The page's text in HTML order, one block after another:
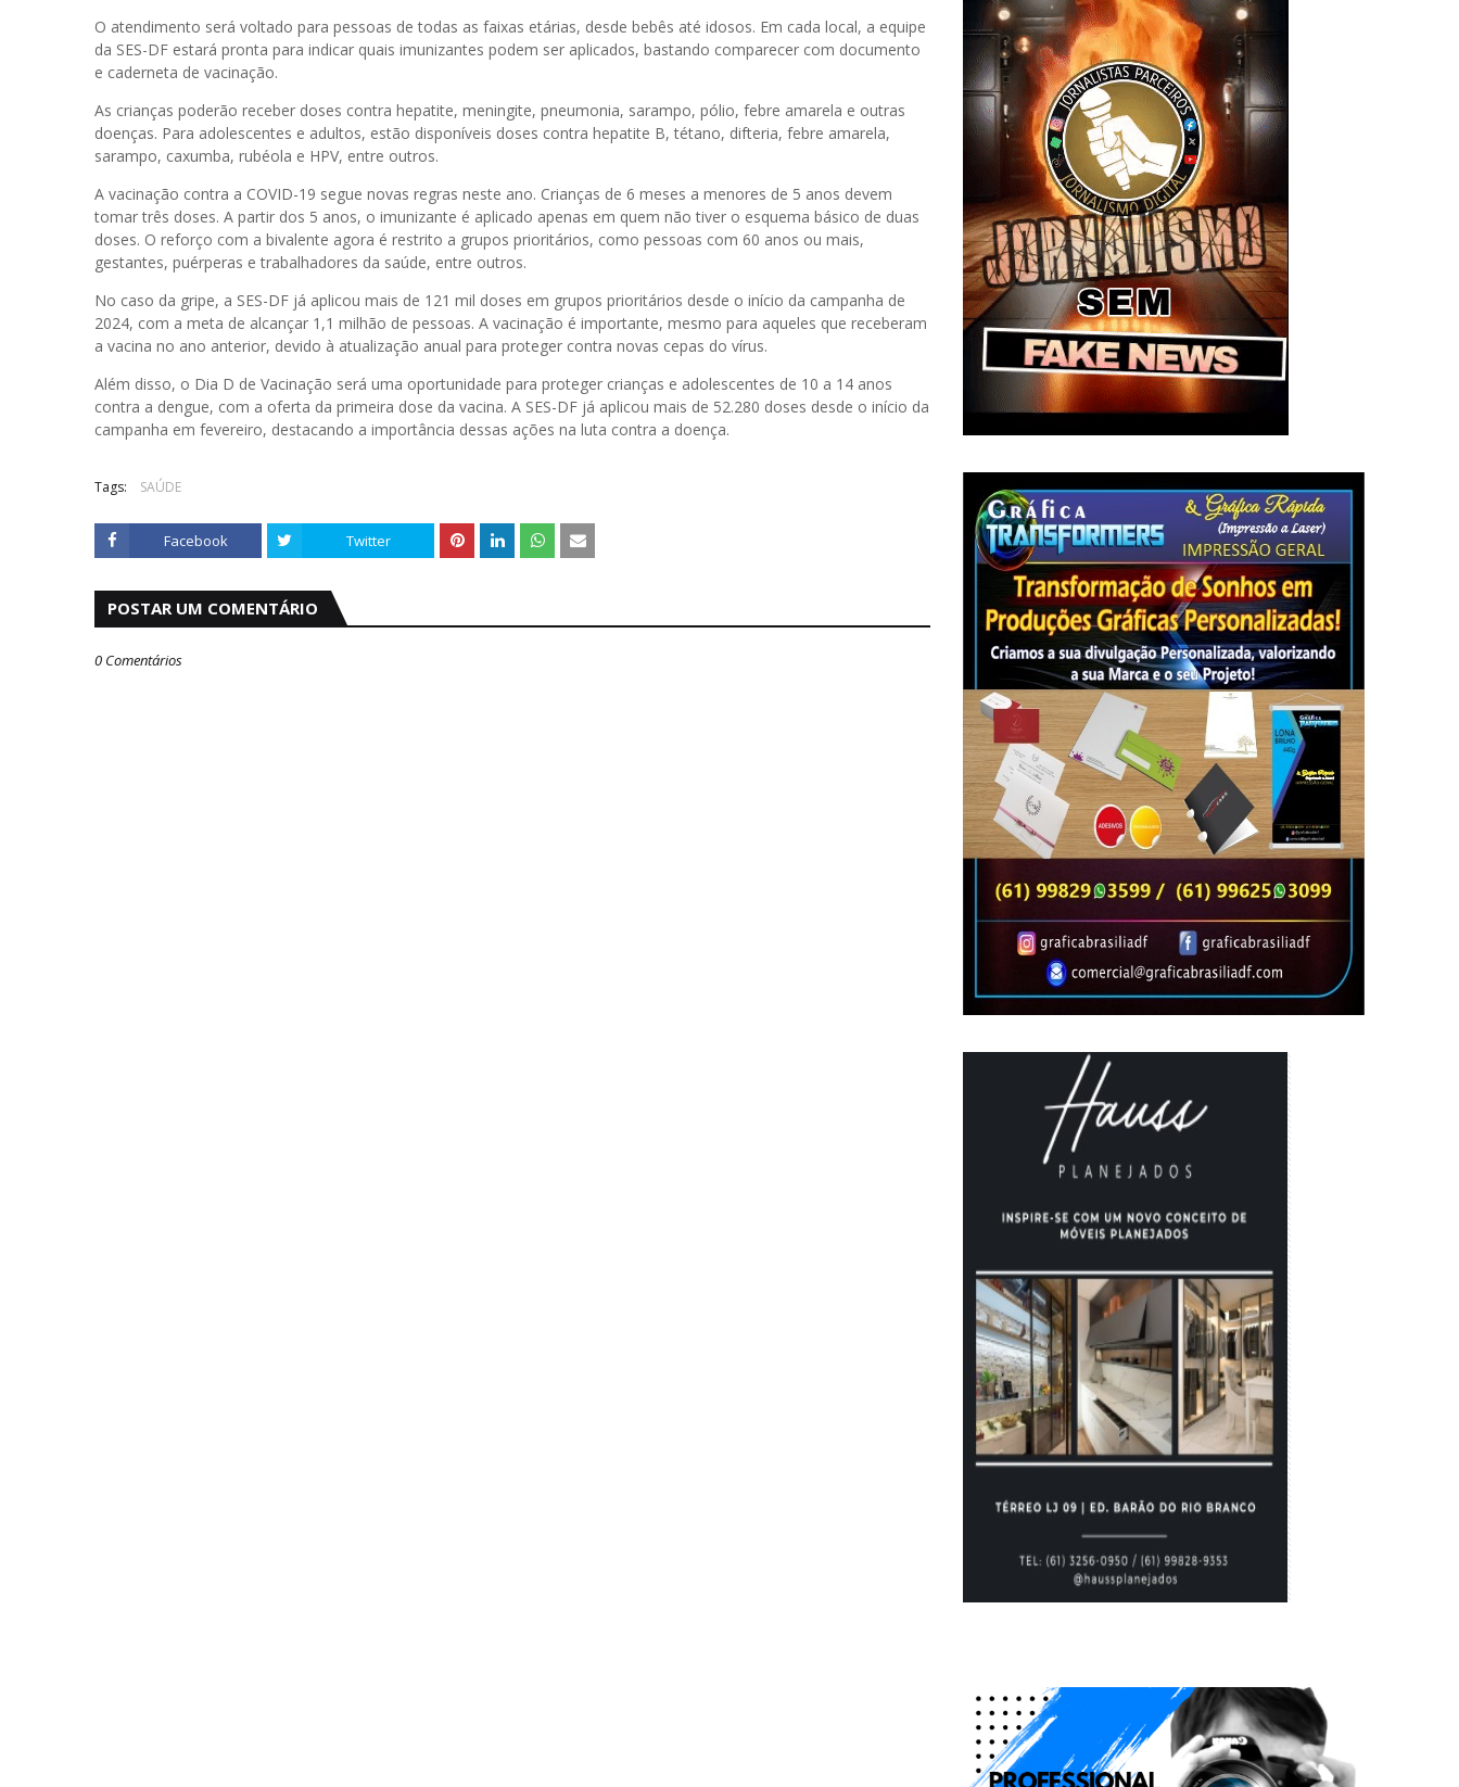
O atendimento será voltado para pessoas de todas as faixas etárias, desde bebês até idosos. Em cada local, a equipe
da SES-DF estará pronta para indicar quais imunizantes podem ser aplicados, bastando comparecer com documento
e caderneta de vacinação.
As crianças poderão receber doses contra hepatite, meningite, pneumonia, sarampo, pólio, febre amarela e outras
doenças. Para adolescentes e adultos, estão disponíveis doses contra hepatite B, tétano, difteria, febre amarela,
sarampo, caxumba, rubéola e HPV, entre outros.
A vacinação contra a COVID-19 segue novas regras neste ano. Crianças de 6 meses a menores de 5 anos devem
tomar três doses. A partir dos 5 anos, o imunizante é aplicado apenas em quem não tiver o esquema básico de duas
doses. O reforço com a bivalente agora é restrito a grupos prioritários, como pessoas com 60 anos ou mais,
gestantes, puérperas e trabalhadores da saúde, entre outros.
No caso da gripe, a SES-DF já aplicou mais de 121 mil doses em grupos prioritários desde o início da campanha de
2024, com a meta de alcançar 1,1 milhão de pessoas. A vacinação é importante, mesmo para aqueles que receberam
a vacina no ano anterior, devido à atualização anual para proteger contra novas cepas do vírus.
Além disso, o Dia D de Vacinação será uma oportunidade para proteger crianças e adolescentes de 10 a 14 anos
contra a dengue, com a oferta da primeira dose da vacina. A SES-DF já aplicou mais de 52.280 doses desde o início da
campanha em fevereiro, destacando a importância dessas ações na luta contra a doença.
Tags: SAÚDE
Facebook Twitter
POSTAR UM COMENTÁRIO
0 Comentários